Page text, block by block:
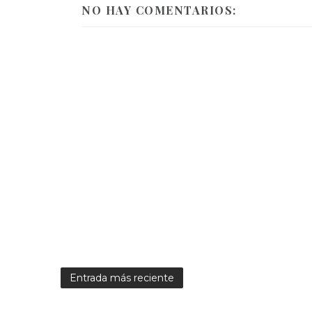
NO HAY COMENTARIOS:
Entrada más reciente